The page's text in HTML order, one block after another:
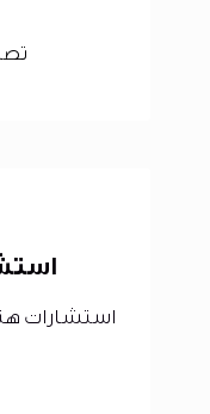
استشارات